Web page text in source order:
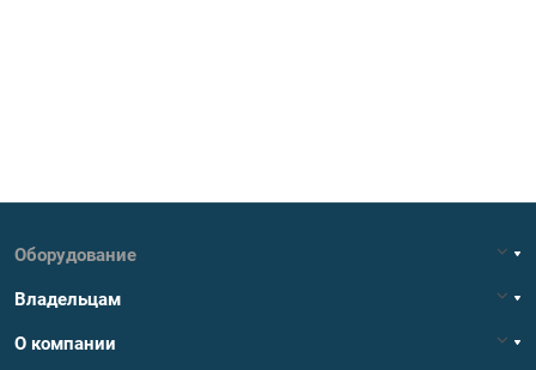
Оборудование
Владельцам
О компании